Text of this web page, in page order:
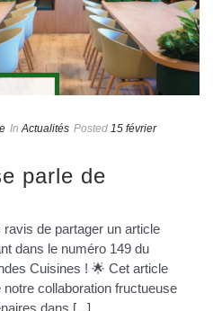
In Actualités Posted 15 février
parle de
de partager un article
dans le numéro 149 du
Cuisines ! 🌟 Cet article
notre collaboration fructueuse
dans [...]